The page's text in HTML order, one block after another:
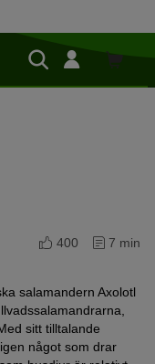
Shop
400
7 min
salamandern Axolotl
sitt tilltalande
något som drar